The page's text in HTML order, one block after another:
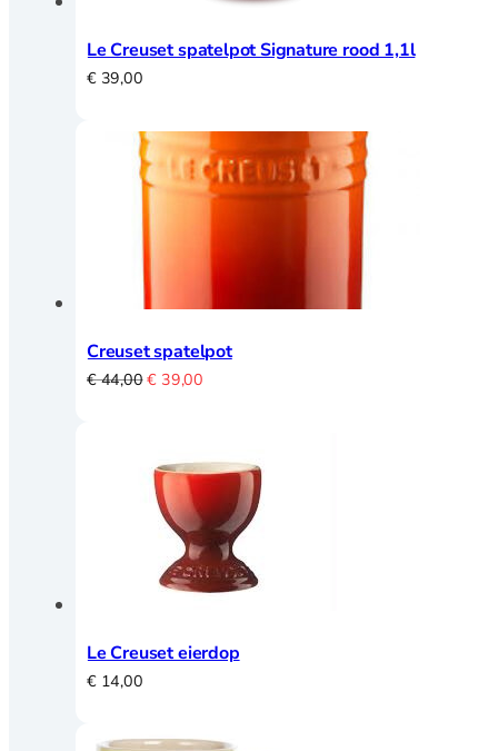
Le Creuset spatelpot Signature rood 1,1l
€39,00
Creuset spatelpot
€44,00 Oorspronkelijke
€ 44,00.
€ 39,00
€ 39,00.
Le Creuset eierdop
€14,00